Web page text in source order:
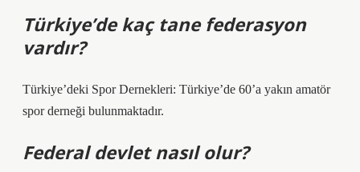
Türkiye’de kaç tane federasyon
vardır?
Türkiye’deki Spor Dernekleri: Türkiye’de 60’a yakın amatör
spor derneği bulunmaktadır.
Federal devlet nasıl olur?